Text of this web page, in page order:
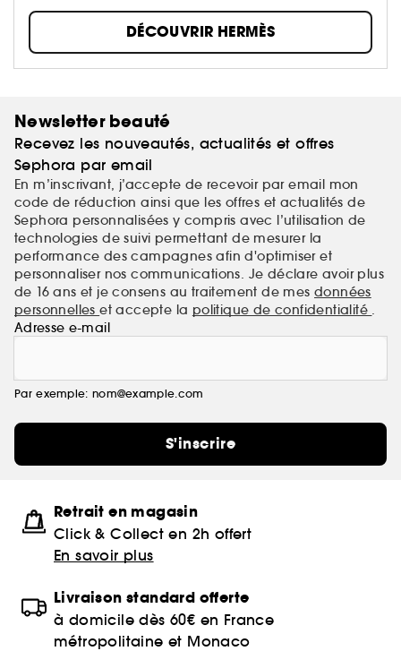
DÉCOUVRIR HERMÈS
Newsletter beauté
Recevez les nouveautés, actualités et offres
Sephora par email
En m’inscrivant, j’accepte de recevoir par email mon
code de réduction ainsi que les offres et actualités de
Sephora personnalisées y compris avec l’utilisation de
technologies de suivi permettant de mesurer la
performance des campagnes afin d'optimiser et
personnaliser nos communications. Je déclare avoir plus
de 16 ans et je consens au traitement de mes données
personnelleset accepte la politique de confidentialité
Adresse e-mail
Par exemple: nom@example.com
S'inscrire
Retrait en magasin
Click & Collect en 2h offert
En savoir plus
Livraison standard offerte
à domicile dès 60€ en France
métropolitaine et Monaco